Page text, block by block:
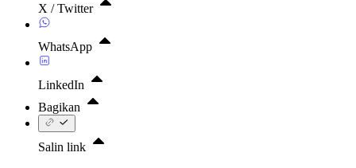
X / Twitter
WhatsApp
LinkedIn
Bagikan
Salin link